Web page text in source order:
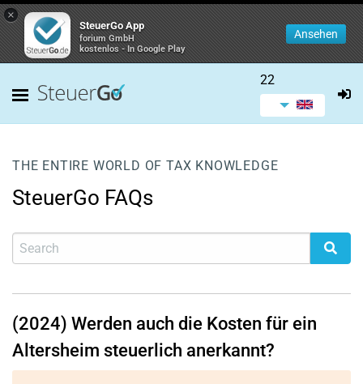
×
SteuerGo App
forium GmbH
kostenlos - In Google Play
Ansehen
22
THE ENTIRE WORLD OF TAX KNOWLEDGE
SteuerGo FAQs
(2024) Werden auch die Kosten für ein
Altersheim steuerlich anerkannt?